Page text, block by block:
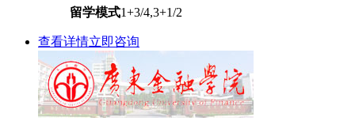
留学模式1+3/4,3+1/2
查看详情立即咨询